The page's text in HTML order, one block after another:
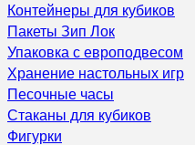
Контейнеры для кубиков
Пакеты Зип Лок
Упаковка с европодвесом
Хранение настольных игр
Песочные часы
Стаканы для кубиков
Фигурки